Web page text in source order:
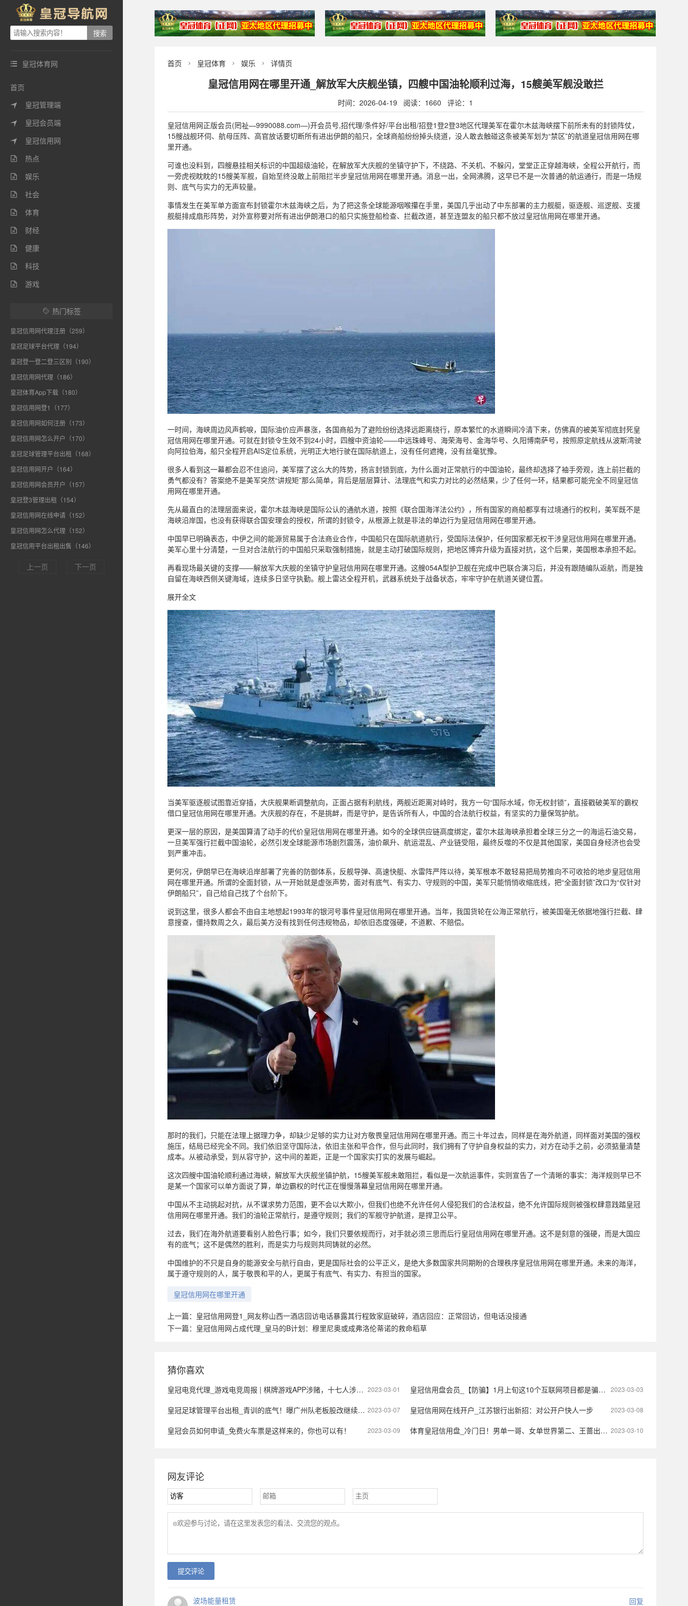
 皇冠体育网
首页
 皇冠管理端
 皇冠会员端
 皇冠信用网
 热点
 娱乐
 社会
 体育
 财经
 健康
 科技
 游戏
 热门标签
皇冠信用网代理注册（259）
皇冠足球平台代理（194）
皇冠登一登二登三区别（190）
皇冠信用网代理（186）
皇冠体育App下载（180）
皇冠信用网登1（177）
皇冠信用网如何注册（173）
皇冠信用网怎么开户（170）
皇冠足球管理平台出租（168）
皇冠信用网开户（164）
皇冠信用网会员开户（157）
皇冠登3管理出租（154）
皇冠信用网在线申请（152）
皇冠信用网怎么代理（152）
皇冠信用平台出租出售（146）
上一页 下一页
首页  皇冠体育  娱乐  详情页
皇冠信用网在哪里开通_解放军大庆舰坐镇，四艘中国油轮顺利过海，15艘美军舰没敢拦
时间：2026-04-19 阅读：1660 评论：1
皇冠信用网正版会员(罔祉—9990088.com—)开会员号,招代理/条件好/平台出租/招登1登2登3地区代理美军在霍尔木兹海峡摆下前所未有的封锁阵仗，
15艘战舰环伺、航母压阵、高官放话要切断所有进出伊朗的船只，全球商船纷纷掉头绕道，没人敢去触碰这条被美军划为“禁区”的航道皇冠信用网在哪
里开通。
可谁也没料到，四艘悬挂相关标识的中国超级油轮，在解放军大庆舰的坐镇守护下，不绕路、不关机、不躲闪，堂堂正正穿越海峡，全程公开航行，而
一旁虎视眈眈的15艘美军舰，自始至终没敢上前阻拦半步皇冠信用网在哪里开通。消息一出，全网沸腾，这早已不是一次普通的航运通行，而是一场规
则、底气与实力的无声较量。
事情发生在美军单方面宣布封锁霍尔木兹海峡之后，为了把这条全球能源咽喉攥在手里，美国几乎出动了中东部署的主力舰艇，驱逐舰、巡逻舰、支援
舰艇排成扇形阵势，对外宣称要对所有进出伊朗港口的船只实施登船检查、拦截改道，甚至连盟友的船只都不放过皇冠信用网在哪里开通。
一时间，海峡周边风声鹤唳，国际油价应声暴涨，各国商船为了避险纷纷选择远距离绕行，原本繁忙的水道瞬间冷清下来，仿佛真的被美军彻底封死皇
冠信用网在哪里开通。可就在封锁令生效不到24小时，四艘中资油轮——中远珠峰号、海荣海号、金海华号、久阳博南萨号，按照原定航线从波斯湾驶
向阿拉伯海，船只全程开启AIS定位系统，光明正大地行驶在国际航道上，没有任何遮掩，没有丝毫犹豫。
很多人看到这一幕都会忍不住追问，美军摆了这么大的阵势，扬言封锁到底，为什么面对正常航行的中国油轮，最终却选择了袖手旁观，连上前拦截的
勇气都没有？答案绝不是美军突然“讲规矩”那么简单，背后是层层算计、法理底气和实力对比的必然结果，少了任何一环，结果都可能完全不同皇冠信
用网在哪里开通。
先从最直白的法理层面来说，霍尔木兹海峡是国际公认的通航水道，按照《联合国海洋法公约》，所有国家的商船都享有过境通行的权利，美军既不是
海峡沿岸国，也没有获得联合国安理会的授权，所谓的封锁令，从根源上就是非法的单边行为皇冠信用网在哪里开通。
中国早已明确表态，中伊之间的能源贸易属于合法商业合作，中国船只在国际航道航行，受国际法保护，任何国家都无权干涉皇冠信用网在哪里开通。
美军心里十分清楚，一旦对合法航行的中国船只采取强制措施，就是主动打破国际规则，把地区博弈升级为直接对抗，这个后果，美国根本承担不起。
再看现场最关键的支撑——解放军大庆舰的坐镇守护皇冠信用网在哪里开通。这艘054A型护卫舰在完成中巴联合演习后，并没有跟随编队返航，而是独
自留在海峡西侧关键海域，连续多日坚守执勤。舰上雷达全程开机，武器系统处于战备状态，牢牢守护在航道关键位置。
展开全文
当美军驱逐舰试图靠近穿插，大庆舰果断调整航向，正面占据有利航线，两舰近距离对峙时，我方一句“国际水域，你无权封锁”，直接戳破美军的霸权
借口皇冠信用网在哪里开通。大庆舰的存在，不是挑衅，而是守护，是告诉所有人，中国的合法航行权益，有坚实的力量保驾护航。
更深一层的原因，是美国算清了动手的代价皇冠信用网在哪里开通。如今的全球供应链高度绑定，霍尔木兹海峡承担着全球三分之一的海运石油交易，
一旦美军强行拦截中国油轮，必然引发全球能源市场剧烈震荡，油价飙升、航运混乱、产业链受阻，最终反噬的不仅是其他国家，美国自身经济也会受
到严重冲击。
更何况，伊朗早已在海峡沿岸部署了完善的防御体系，反舰导弹、高速快艇、水雷阵严阵以待，美军根本不敢轻易把局势推向不可收拾的地步皇冠信用
网在哪里开通。所谓的全面封锁，从一开始就是虚张声势，面对有底气、有实力、守规则的中国，美军只能悄悄收缩底线，把“全面封锁”改口为“仅针对
伊朗船只”，自己给自己找了个台阶下。
说到这里，很多人都会不由自主地想起1993年的银河号事件皇冠信用网在哪里开通。当年，我国货轮在公海正常航行，被美国毫无依据地强行拦截、肆
意搜查，僵持数周之久，最后美方没有找到任何违规物品，却依旧态度强硬，不道歉、不赔偿。
那时的我们，只能在法理上据理力争，却缺少足够的实力让对方敬畏皇冠信用网在哪里开通。而三十年过去，同样是在海外航道，同样面对美国的强权
施压，结局已经完全不同。我们依旧坚守国际法，依旧主张和平合作，但与此同时，我们拥有了守护自身权益的实力，对方在动手之前，必须掂量清楚
成本。从被动承受，到从容守护，这中间的差距，正是一个国家实打实的发展与崛起。
这次四艘中国油轮顺利通过海峡，解放军大庆舰坐镇护航，15艘美军舰未敢阻拦，看似是一次航运事件，实则宣告了一个清晰的事实：海洋规则早已不
是某一个国家可以单方面说了算，单边霸权的时代正在慢慢落幕皇冠信用网在哪里开通。
中国从不主动挑起对抗，从不谋求势力范围，更不会以大欺小，但我们也绝不允许任何人侵犯我们的合法权益，绝不允许国际规则被强权肆意践踏皇冠
信用网在哪里开通。我们的油轮正常航行，是遵守规则；我们的军舰守护航道，是捍卫公平。
过去，我们在海外航道要看别人脸色行事；如今，我们只要依规而行，对手就必须三思而后行皇冠信用网在哪里开通。这不是刻意的强硬，而是大国应
有的底气；这不是偶然的胜利，而是实力与规则共同铸就的必然。
中国维护的不只是自身的能源安全与航行自由，更是国际社会的公平正义，是绝大多数国家共同期盼的合理秩序皇冠信用网在哪里开通。未来的海洋，
属于遵守规则的人，属于敬畏和平的人，更属于有底气、有实力、有担当的国家。
皇冠信用网在哪里开通
上一篇： 皇冠信用网登1_网友称山西一酒店回访电话暴露其行程致家庭破碎，酒店回应：正常回访，但电话没接通
下一篇： 皇冠信用网占成代理_皇马的B计划：穆里尼奥或成弗洛伦蒂诺的救命稻草
猜你喜欢
2023-03-01
皇冠电竞代理_游戏电竞周报 | 棋牌游戏APP涉赌，十七人涉嫌开设赌场罪 2023-03-03
皇冠信用盘会员_【防骗】1月上旬这10个互联网项目都是骗局！请别上当！
2023-03-07
皇冠足球管理平台出租_青训的底气！曝广州队老板股改继续掌权，保利尼奥为奥古斯托庆生 2023-03-08
皇冠信用网在线开户_江苏银行出新招：对公开户快人一步
2023-03-09
皇冠会员如何申请_免费火车票是这样来的，你也可以有！ 2023-03-10
体育皇冠信用盘_冷门日！男单一哥、女单世界第二、王蔷出局后女单卫冕冠军再出局
网友评论
提交评论
波场能量租赁 回复